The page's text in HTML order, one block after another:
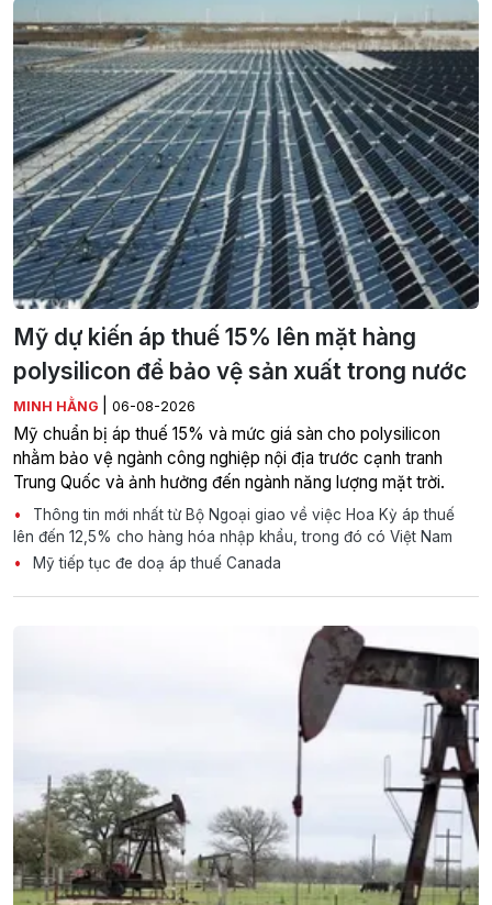
Mỹ dự kiến áp thuế 15% lên mặt hàng
polysilicon để bảo vệ sản xuất trong nước
MINH HẰNG 06-08-2026
Mỹ chuẩn bị áp thuế 15% và mức giá sàn cho polysilicon
nhằm bảo vệ ngành công nghiệp nội địa trước cạnh tranh
Trung Quốc và ảnh hưởng đến ngành năng lượng mặt trời.
Thông tin mới nhất từ Bộ Ngoại giao về việc Hoa Kỳ áp thuế
lên đến 12,5% cho hàng hóa nhập khẩu, trong đó có Việt Nam
Mỹ tiếp tục đe doạ áp thuế Canada